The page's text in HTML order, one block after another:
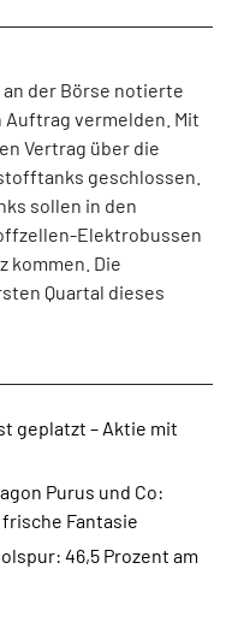
der Börse notierte
Auftrag vermelden. Mit
Vertrag über die
geschlossen.
sollen in den
Elektrobussen
kommen. Die
Quartal dieses
geplatzt – Aktie mit
Purus und Co:
Fantasie
46,5 Prozent am